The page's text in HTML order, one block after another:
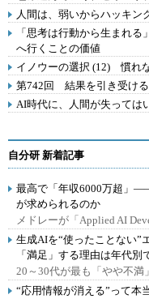
人間は、弱いからハッキン
「思考は行動から生まれ
へ行くことの価値
イノウーの選択 (12) 慣れ
第742回 結果を引き受ける
AI時代に、人間が失っては
自分研 新着記事
最高で「年収6000万超」
が求められるのか
メドレーが「Applied AI
生成AIを“使ったことない
「満足」する理由は年代別
20～30代が最も「やや不満
“応用情報が消える”って